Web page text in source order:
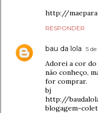
http://
RESPONDER
bau da lola 5
Adorei a cor
não conheço,
for comprar.
bj
http://
blogagem-